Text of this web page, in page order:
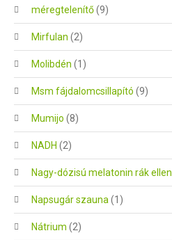
méregtelenítő(9)
Mirfulan (2)
Molibdén (1)
Msm fájdalomcsillapító (9)
Mumijo (8)
NADH (2)
Nagy-dózisú melatonin rák ellen
Napsugár szauna(1)
Nátrium (2)